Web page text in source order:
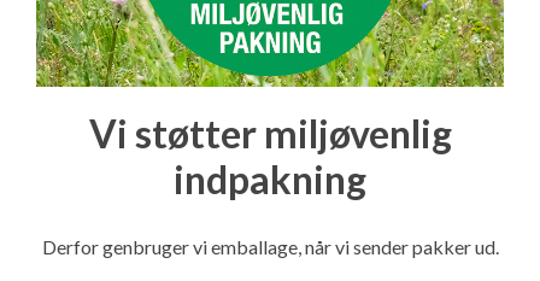
Vi støtter miljøvenlig
indpakning
Derfor genbruger vi emballage, når vi sender pakker ud.